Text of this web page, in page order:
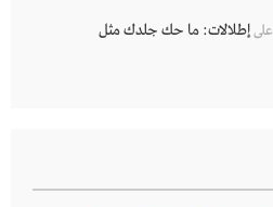
علىإطلالات: ما حك جلدك مثل